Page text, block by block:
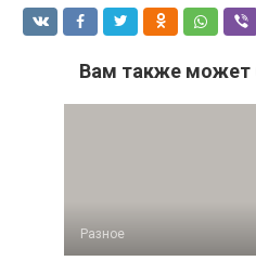
Вам также может
Разное